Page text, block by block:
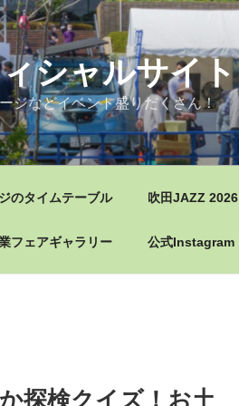
シャルサイト
ジなどイベント盛りだくさん！
のタイムテーブル 吹田JAZZ 2026
フェアギャラリー 公式Instagram
探検クイズ！お土